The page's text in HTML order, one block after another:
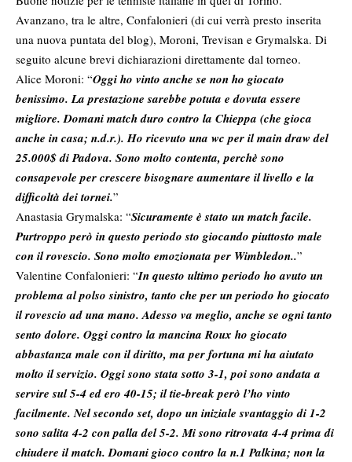
Avanzano, tra le altre, Confalonieri (di cui verrà presto inserita
una nuova puntata del blog), Moroni, Trevisan e Grymalska. Di
seguito alcune brevi dichiarazioni direttamente dal torneo.
Alice Moroni: “Oggi ho vinto anche se non ho giocato
benissimo. La prestazione sarebbe potuta e dovuta essere
migliore. Domani match duro contro la Chieppa (che gioca
anche in casa; n.d.r.). Ho ricevuto una wc per il main draw del
25.000$ di Padova. Sono molto contenta, perchè sono
consapevole per crescere bisognare aumentare il livello e la
difficoltà dei tornei.”
Anastasia Grymalska: “Sicuramente è stato un match facile.
Purtroppo però in questo periodo sto giocando piuttosto male
con il rovescio. Sono molto emozionata per Wimbledon..”
Valentine Confalonieri: “In questo ultimo periodo ho avuto un
problema al polso sinistro, tanto che per un periodo ho giocato
il rovescio ad una mano. Adesso va meglio, anche se ogni tanto
sento dolore. Oggi contro la mancina Roux ho giocato
abbastanza male con il diritto, ma per fortuna mi ha aiutato
molto il servizio. Oggi sono stata sotto 3-1, poi sono andata a
servire sul 5-4 ed ero 40-15; il tie-break però l’ho vinto
facilmente.Nel secondo set, dopo un iniziale svantaggio di 1-2
sono salita 4-2 con palla del 5-2. Mi sono ritrovata 4-4 prima di
chiudere il match. Domani gioco contro la n.1 Palkina; non la